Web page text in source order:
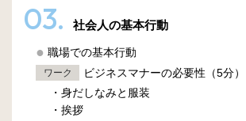
03. 社会人の基本行動
職場での基本行動
ワーク
ビジネスマナーの必要性（5分）
・身だしなみと服装
・挨拶